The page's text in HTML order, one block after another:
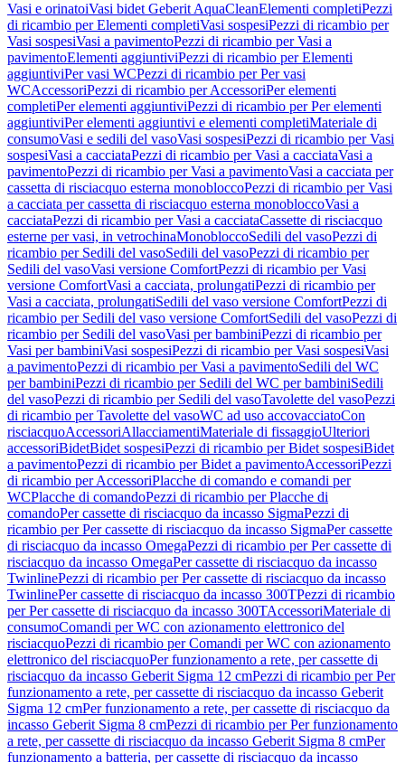
Vasi e orinatoiVasi bidet Geberit AquaCleanElementi completiPezzi
di ricambio per Elementi completiVasi sospesiPezzi di ricambio per
Vasi sospesiVasi a pavimentoPezzi di ricambio per Vasi a
pavimentoElementi aggiuntiviPezzi di ricambio per Elementi
aggiuntiviPer vasi WCPezzi di ricambio per Per vasi
WCAccessoriPezzi di ricambio per AccessoriPer elementi
completiPer elementi aggiuntiviPezzi di ricambio per Per elementi
aggiuntiviPer elementi aggiuntivi e elementi completiMateriale di
consumoVasi e sedili del vasoVasi sospesiPezzi di ricambio per Vasi
sospesiVasi a cacciataPezzi di ricambio per Vasi a cacciataVasi a
pavimentoPezzi di ricambio per Vasi a pavimentoVasi a cacciata per
cassetta di risciacquo esterna monobloccoPezzi di ricambio per Vasi
a cacciata per cassetta di risciacquo esterna monobloccoVasi a
cacciataPezzi di ricambio per Vasi a cacciataCassette di risciacquo
esterne per vasi, in vetrochinaMonobloccoSedili del vasoPezzi di
ricambio per Sedili del vasoSedili del vasoPezzi di ricambio per
Sedili del vasoVasi versione ComfortPezzi di ricambio per Vasi
versione ComfortVasi a cacciata, prolungatiPezzi di ricambio per
Vasi a cacciata, prolungatiSedili del vaso versione ComfortPezzi di
ricambio per Sedili del vaso versione ComfortSedili del vasoPezzi di
ricambio per Sedili del vasoVasi per bambiniPezzi di ricambio per
Vasi per bambiniVasi sospesiPezzi di ricambio per Vasi sospesiVasi
a pavimentoPezzi di ricambio per Vasi a pavimentoSedili del WC
per bambiniPezzi di ricambio per Sedili del WC per bambiniSedili
del vasoPezzi di ricambio per Sedili del vasoTavolette del vasoPezzi
di ricambio per Tavolette del vasoWC ad uso accovacciatoCon
risciacquoAccessoriAllacciamentiMateriale di fissaggioUlteriori
accessoriBidetBidet sospesiPezzi di ricambio per Bidet sospesiBidet
a pavimentoPezzi di ricambio per Bidet a pavimentoAccessoriPezzi
di ricambio per AccessoriPlacche di comando e comandi per
WCPlacche di comandoPezzi di ricambio per Placche di
comandoPer cassette di risciacquo da incasso SigmaPezzi di
ricambio per Per cassette di risciacquo da incasso SigmaPer cassette
di risciacquo da incasso OmegaPezzi di ricambio per Per cassette di
risciacquo da incasso OmegaPer cassette di risciacquo da incasso
TwinlinePezzi di ricambio per Per cassette di risciacquo da incasso
TwinlinePer cassette di risciacquo da incasso 300TPezzi di ricambio
per Per cassette di risciacquo da incasso 300TAccessoriMateriale di
consumoComandi per WC con azionamento elettronico del
risciacquoPezzi di ricambio per Comandi per WC con azionamento
elettronico del risciacquoPer funzionamento a rete, per cassette di
risciacquo da incasso Geberit Sigma 12 cmPezzi di ricambio per Per
funzionamento a rete, per cassette di risciacquo da incasso Geberit
Sigma 12 cmPer funzionamento a rete, per cassette di risciacquo da
incasso Geberit Sigma 8 cmPezzi di ricambio per Per funzionamento
a rete, per cassette di risciacquo da incasso Geberit Sigma 8 cmPer
funzionamento a batteria, per cassette di risciacquo da incasso